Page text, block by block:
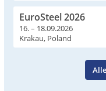
EuroSteel 2026
16. – 18.09.2026
Krakau, Poland